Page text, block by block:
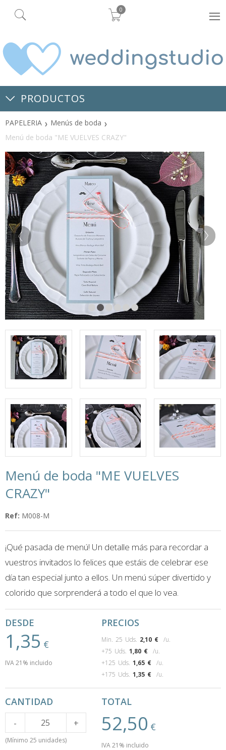
0
PRODUCTOS
PAPELERIA
Menús de boda
Menú de boda "ME VUELVES CRAZY"
Menú de boda "ME VUELVES
CRAZY"
Ref: M008-M
¡Qué pasada de menú! Un detalle más para recordar a
vuestros invitados lo felices que estáis de celebrar ese
día tan especial junto a ellos. Un menú súper divertido y
colorido que sorprenderá a todo el que lo vea.
DESDE
1,35€
IVA 21% incluido
PRECIOS
Min. 25 Uds. 2,10 € /u.
+75 Uds. 1,80 € /u.
+125 Uds. 1,65 € /u.
+175 Uds. 1,35 € /u.
CANTIDAD
-
Cantidad +
(Mínimo 25 unidades)
TOTAL
52,50€
IVA 21% incluido